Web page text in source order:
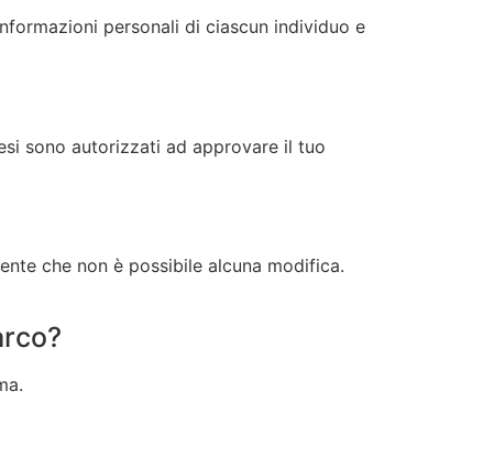
personali di ciascun individuo e
sono autorizzati ad approvare il tuo
che non è possibile alcuna modifica.